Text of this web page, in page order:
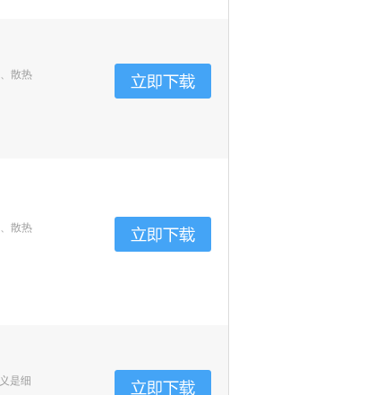
散热
散热
是细